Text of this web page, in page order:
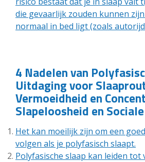
die gevaarlijk zouden kunnen
normaal in bed ligt (zoals
4 Nadelen van
Uitdaging voor
Vermoeidheid en
Slapeloosheid en
Het kan moeilijk zijn om een
volgen als je polyfasisch slaapt.
Polyfasische slaap kan leiden tot